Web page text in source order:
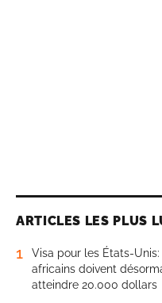
ARTICLES LES PLUS
1
Visa pour les États-
africains doivent
atteindre 20.000 dollars